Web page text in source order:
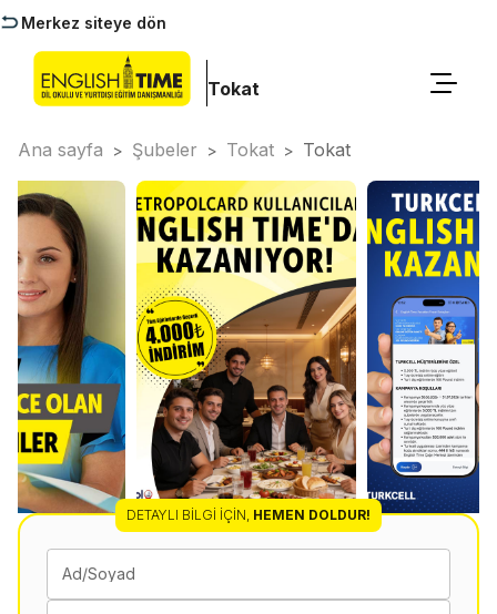
Merkez siteye dön
Tokat
Ana sayfa > Şubeler > Tokat > Tokat
DETAYLI BILGI İÇIN, HEMEN DOLDUR!
Ad/Soyad